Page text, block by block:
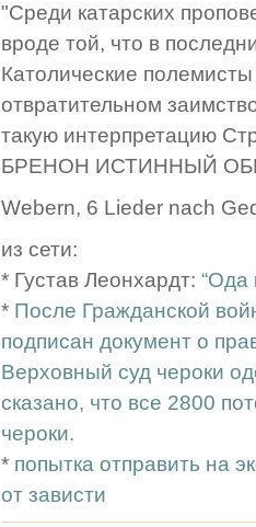
"Среди катарских
вроде той, что в
Католические
отвратительном
такую интерпретацию
БРЕНОН ИСТИННЫЙ
Webern, 6 Lieder nach
из сети:
* Густав Леонхардт: “Ода
* После Гражданской
подписан документ о
Верховный суд чероки
сказано, что все 2800
чероки.
* попытка отправить на
от зависти